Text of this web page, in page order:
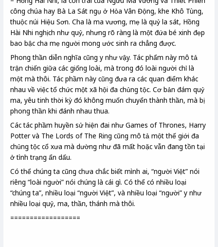
công chúa hay Bà La Sát ngụ ở Hỏa Vân Động, khe Khô Tùng,
thuộc núi Hiệu Sơn. Cha là ma vương, mẹ là quỷ la sát, Hồng
Hài Nhi nghịch như quỷ, nhưng rõ ràng là một đứa bé xinh đẹp
bao bậc cha mẹ người mong ước sinh ra chẳng được.
Phong thần diễn nghĩa cũng y như vậy. Tác phẩm này mô tả
trận chiến giữa các giống loài, mà trong đó loài người chỉ là
một mà thôi. Tác phầm này cũng đưa ra các quan điểm khác
nhau về việc tổ chức một xã hội đa chủng tộc. Cơ bản đám quỷ
ma, yêu tinh thời kỳ đó không muốn chuyển thành thần, mà bị
phong thần khi đánh nhau thua.
Các tác phầm huyền sử hiện đai như Games of Thrones, Harry
Potter và The Lords of The Ring cũng mô tả một thế giới đa
chủng tộc cổ xưa mà dường như đã mất hoặc vẫn đang tồn tại
ở tình trạng ẩn dấu.
Có thể chúng ta cũng chưa chắc biết mình ai, “người Việt” nói
riêng “loài người” nói chúng là cái gì. Có thể có nhiều loại
“chúng ta”, nhiều loại “người Việt”, và nhiều loại “người” y như
nhiều loại quỷ, ma, thần, thánh mà thôi.
==================